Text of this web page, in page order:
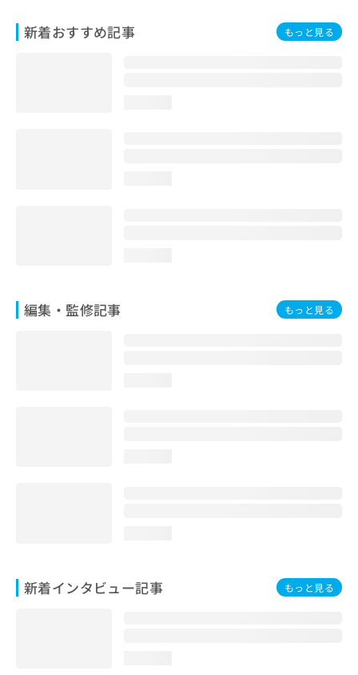
新着おすすめ記事 もっと見る
編集・監修記事 もっと見る
新着インタビュー記事 もっと見る
問
い